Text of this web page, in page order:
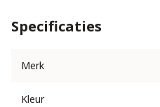
Specificaties
Merk
Kleur